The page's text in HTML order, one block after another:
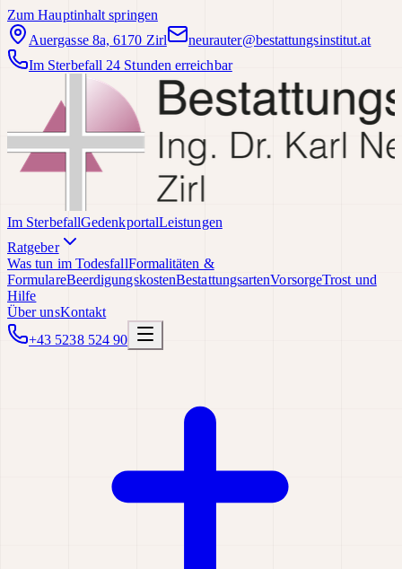
Zum Hauptinhalt springen
Auergasse 8a, 6170 Zirl
neurauter@bestattungsinstitut.at
Im Sterbefall 24 Stunden erreichbar
Im SterbefallGedenkportalLeistungen
Ratgeber
Was tun im TodesfallFormalitäten &
FormulareBeerdigungskostenBestattungsartenVorsorgeTrost und
Hilfe
Über unsKontakt
+43 5238 524 90